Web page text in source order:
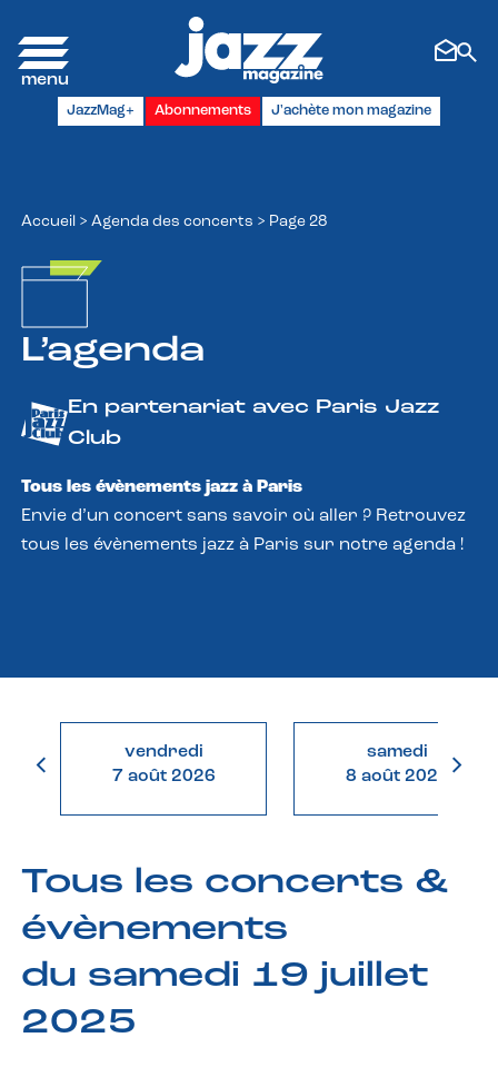
JazzMag+ Abonnements J'achète mon magazine
Accueil > Agenda des concerts > Page 28
L’agenda
En partenariat avec Paris Jazz
Club
Tous les évènements jazz à Paris
Envie d’un concert sans savoir où aller ? Retrouvez
tous les évènements jazz à Paris sur notre agenda !
vendredi
7 août 2026
samedi
8 août 2026
Tous les concerts &
évènements
du samedi 19 juillet
2025